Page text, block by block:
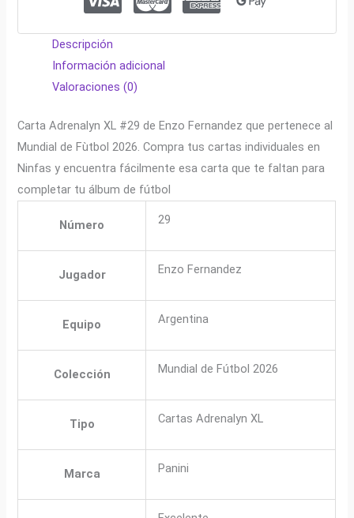
Descripción
Información adicional
Valoraciones (0)
Carta Adrenalyn XL #29 de Enzo Fernandez que pertenece al
Mundial de Fùtbol 2026. Compra tus cartas individuales en
Ninfas y encuentra fácilmente esa carta que te faltan para
completar tu álbum de fútbol
Número 29
Jugador Enzo Fernandez
Equipo Argentina
Colección Mundial de Fútbol 2026
Tipo Cartas Adrenalyn XL
Marca Panini